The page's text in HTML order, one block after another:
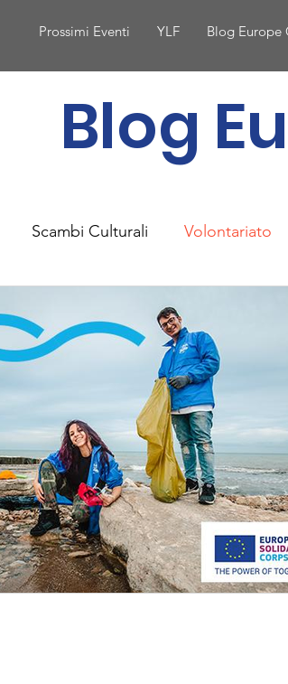
Prossimi Eventi YLF Blog Europe
Blog
Scambi Culturali Volontariato